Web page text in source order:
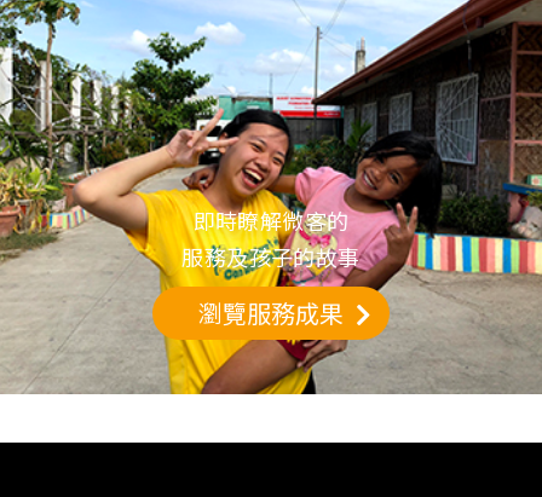
即時瞭解微客的
服務及孩子的故事
瀏覽服務成果